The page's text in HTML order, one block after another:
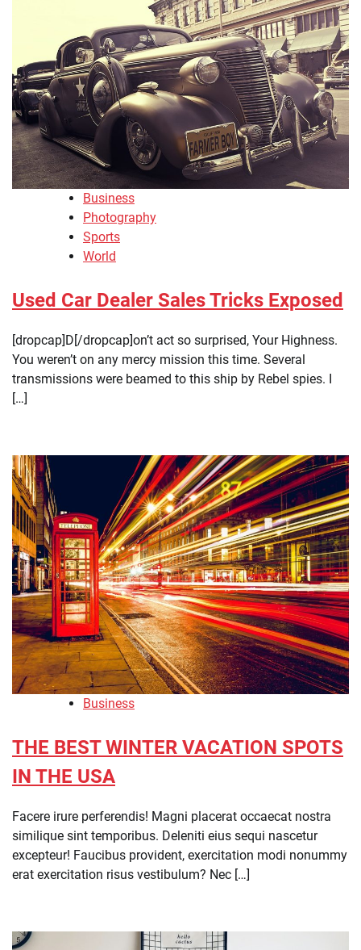
Business
Photography
Sports
World
Used Car Dealer Sales Tricks Exposed
[dropcap]D[/dropcap]on’t act so surprised, Your Highness.
You weren’t on any mercy mission this time. Several
transmissions were beamed to this ship by Rebel spies. I
[…]
Business
THE BEST WINTER VACATION SPOTS
IN THE USA
Facere irure perferendis! Magni placerat occaecat nostra
similique sint temporibus. Deleniti eius sequi nascetur
excepteur! Faucibus provident, exercitation modi nonummy
erat exercitation risus vestibulum? Nec […]